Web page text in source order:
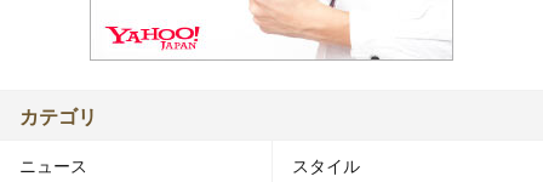
カテゴリ
ニュース スタイル